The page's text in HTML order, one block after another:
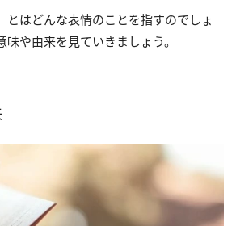
とはどんな表情のことを指すのでしょ
や由来を見ていきましょう。